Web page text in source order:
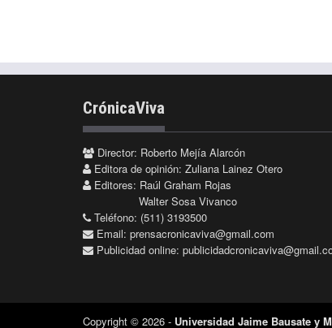
CrónicaViva
Director: Roberto Mejía Alarcón
Editora de opinión: Zuliana Lainez Otero
Editores: Raúl Graham Rojas
Walter Sosa Vivanco
Teléfono: (511) 3193500
Email: prensacronicaviva@gmail.com
Publicidad online:
Copyright © 2026 - Universidad Jaime Bausate y